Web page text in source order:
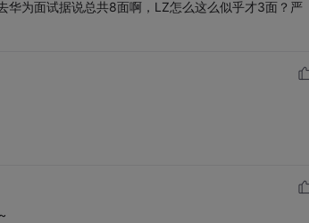
华为面试据说总共8面啊，LZ怎么这么似乎才3面？严